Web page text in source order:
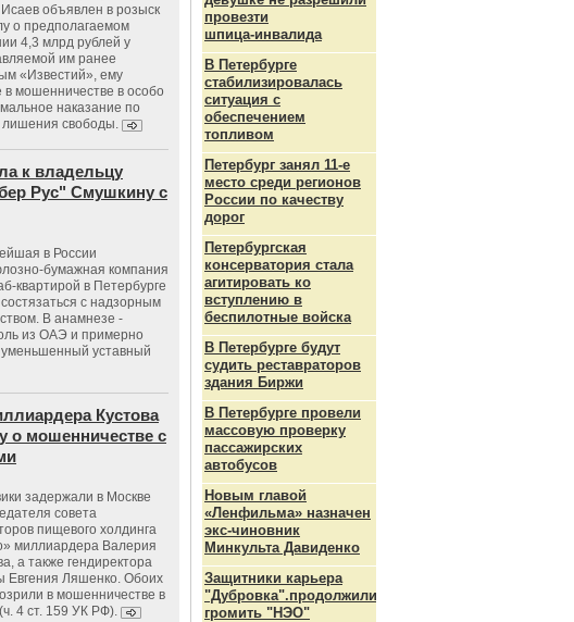
объявлен в розыск
о предполагаемом
4,3 млрд рублей у
им ранее
«Известий», ему
мошенничестве в особо
наказание по
лишения свободы.
к владельцу
Рус" Смушкину с
в России
бумажная компания
квартирой в Петербурге
с надзорным
В анамнезе -
из ОАЭ и примерно
уменьшенный уставный
Кустова
о мошенничестве с
задержали в Москве
совета
пищевого холдинга
миллиардера Валерия
а также гендиректора
Евгения Ляшенко. Обоих
в мошенничестве в
4 ст. 159 УК РФ).
провезти
шпица‑инвалида
В Петербурге
стабилизировалась
ситуация с
обеспечением
топливом
Петербург занял 11-е
место среди регионов
России по качеству
дорог
Петербургская
консерватория стала
агитировать ко
вступлению в
беспилотные войска
В Петербурге будут
судить реставраторов
здания Биржи
В Петербурге провели
массовую проверку
пассажирских
автобусов
Новым главой
«Ленфильма» назначен
экс-чиновник
Минкульта Давиденко
Защитники карьера
"Дубровка".продолжили
громить "НЭО"